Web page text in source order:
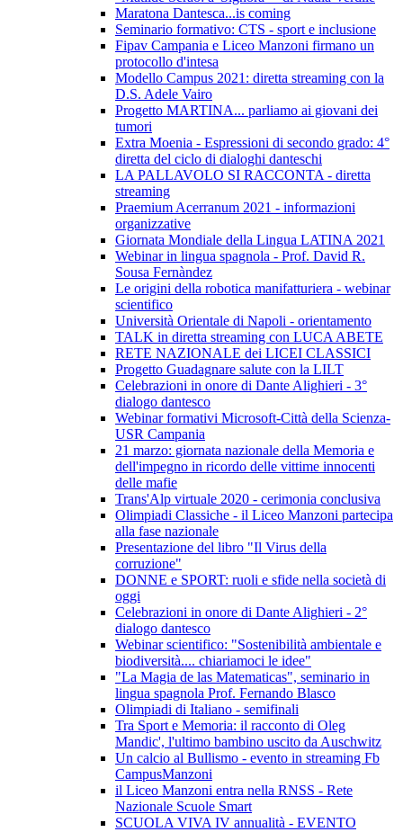
Maratona Dantesca...is coming
Seminario formativo: CTS - sport e inclusione
Fipav Campania e Liceo Manzoni firmano un
protocollo d'intesa
Modello Campus 2021: diretta streaming con la
D.S. Adele Vairo
Progetto MARTINA... parliamo ai giovani dei
tumori
Extra Moenia - Espressioni di secondo grado: 4°
diretta del ciclo di dialoghi danteschi
LA PALLAVOLO SI RACCONTA - diretta
streaming
Praemium Acerranum 2021 - informazioni
organizzative
Giornata Mondiale della Lingua LATINA 2021
Webinar in lingua spagnola - Prof. David R.
Sousa Fernàndez
Le origini della robotica manifatturiera - webinar
scientifico
Università Orientale di Napoli - orientamento
TALK in diretta streaming con LUCA ABETE
RETE NAZIONALE dei LICEI CLASSICI
Progetto Guadagnare salute con la LILT
Celebrazioni in onore di Dante Alighieri - 3°
dialogo dantesco
Webinar formativi Microsoft-Città della Scienza-
USR Campania
21 marzo: giornata nazionale della Memoria e
dell'impegno in ricordo delle vittime innocenti
delle mafie
Trans'Alp virtuale 2020 - cerimonia conclusiva
Olimpiadi Classiche - il Liceo Manzoni partecipa
alla fase nazionale
Presentazione del libro "Il Virus della
corruzione"
DONNE e SPORT: ruoli e sfide nella società di
oggi
Celebrazioni in onore di Dante Alighieri - 2°
dialogo dantesco
Webinar scientifico: "Sostenibilità ambientale e
biodiversità.... chiariamoci le idee"
"La Magia de las Matematicas", seminario in
lingua spagnola Prof. Fernando Blasco
Olimpiadi di Italiano - semifinali
Tra Sport e Memoria: il racconto di Oleg
Mandic', l'ultimo bambino uscito da Auschwitz
Un calcio al Bullismo - evento in streaming Fb
CampusManzoni
il Liceo Manzoni entra nella RNSS - Rete
Nazionale Scuole Smart
SCUOLA VIVA IV annualità - EVENTO